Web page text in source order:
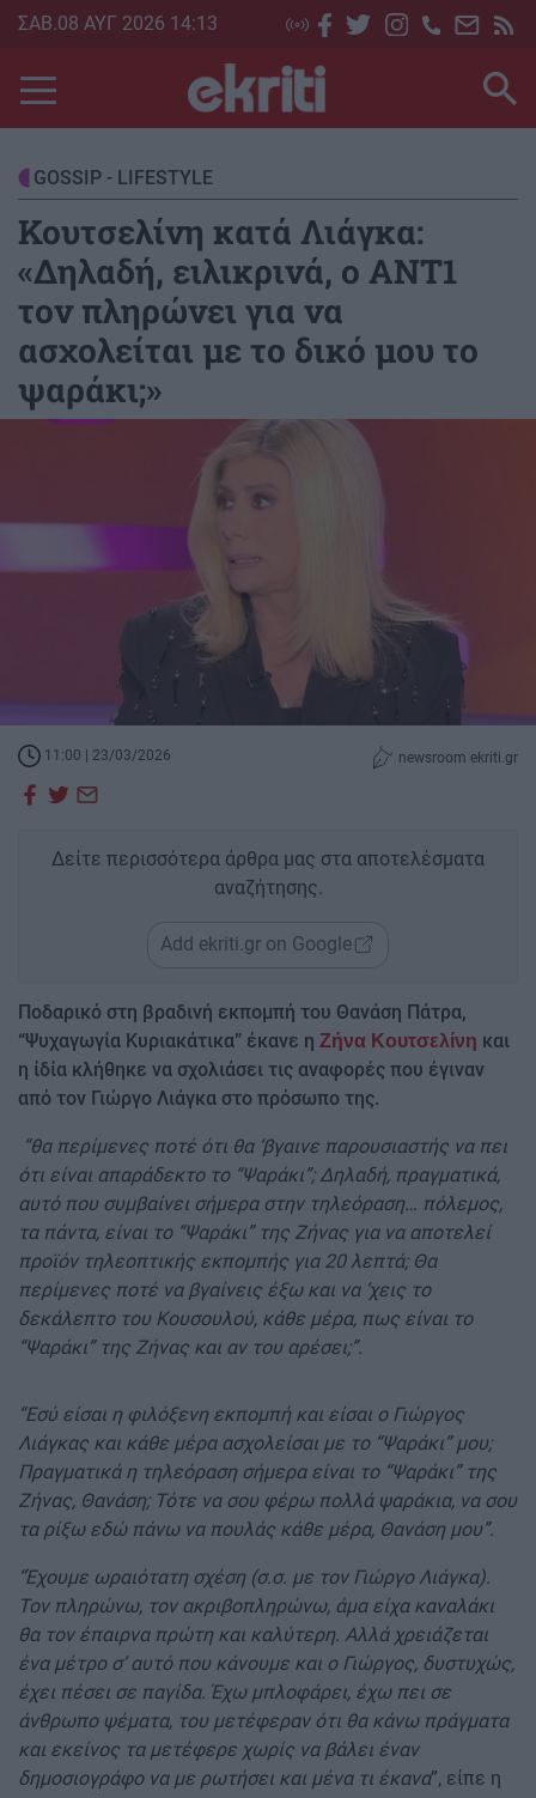
Skip
main
content
ΣΑΒ.08 ΑΥΓ 2026 14:13
GOSSIP - LIFESTYLE
Κουτσελίνη κατά Λιάγκα:
«Δηλαδή, ειλικρινά, ο ΑΝΤ1
τον πληρώνει για να
ασχολείται με το δικό μου το
ψαράκι;»
11:00 | 23/03/2026 newsroom ekriti.gr
Δείτε περισσότερα άρθρα μας στα αποτελέσματα
αναζήτησης.
Add ekriti.gr on Google
Ποδαρικό στη βραδινή εκπομπή του Θανάση Πάτρα,
“Ψυχαγωγία Κυριακάτικα” έκανε η Ζήνα Κουτσελίνη και
η ίδία κλήθηκε να σχολιάσει τις αναφορές που έγιναν
από τον Γιώργο Λιάγκα στο πρόσωπο της.
“θα περίμενες ποτέ ότι θα ‘βγαινε παρουσιαστής να πει
ότι είναι απαράδεκτο το “Ψαράκι”; Δηλαδή, πραγματικά,
αυτό που συμβαίνει σήμερα στην τηλεόραση… πόλεμος,
τα πάντα, είναι το “Ψαράκι” της Ζήνας για να αποτελεί
προϊόν τηλεοπτικής εκπομπής για 20 λεπτά; Θα
περίμενες ποτέ να βγαίνεις έξω και να ‘χεις το
δεκάλεπτο του Κουσουλού, κάθε μέρα, πως είναι το
“Ψαράκι” της Ζήνας και αν του αρέσει;”.
“Εσύ είσαι η φιλόξενη εκπομπή και είσαι ο Γιώργος
Λιάγκας και κάθε μέρα ασχολείσαι με το “Ψαράκι” μου;
Πραγματικά η τηλεόραση σήμερα είναι το “Ψαράκι” της
Ζήνας, Θανάση; Τότε να σου φέρω πολλά ψαράκια, να σου
τα ρίξω εδώ πάνω να πουλάς κάθε μέρα, Θανάση μου”.
“Έχουμε ωραιότατη σχέση (σ.σ. με τον Γιώργο Λιάγκα).
Τον πληρώνω, τον ακριβοπληρώνω, άμα είχα καναλάκι
θα τον έπαιρνα πρώτη και καλύτερη. Αλλά χρειάζεται
ένα μέτρο σ’ αυτό που κάνουμε και ο Γιώργος, δυστυχώς,
έχει πέσει σε παγίδα. Έχω μπλοφάρει, έχω πει σε
άνθρωπο ψέματα, του μετέφεραν ότι θα κάνω πράγματα
και εκείνος τα μετέφερε χωρίς να βάλει έναν
δημοσιογράφο να με ρωτήσει και μένα τι έκανα”, είπε η